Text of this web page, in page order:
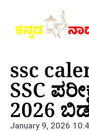
ssc
SSC
2026
January 9, 2026